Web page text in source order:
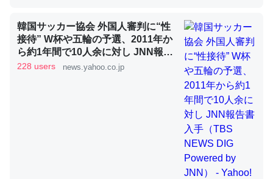
これを元に考えるとカルシウムを大量に使う脊椎動物と貝
類は苦労してるんだな…。腹足類だと殻を無くしてナメク
ジになったり努力してるし。
─ニュース :: 【研究発表】昆虫学の大問題＝「昆虫はなぜ海にいな
ウチもEchoを実家に置いて４年。でたまに覗いてる。ぼ
ちぼちRingも置こうかと画策中。あと、Googleマップで
韓国サッカー協会 外国人審判に“性
接待” W杯や五輪の予選、2011年か
ら約1年間で10人余に対し JNN報告
書入手（TBS NEWS DIG Powered
228 users news.yahoo.co.jp